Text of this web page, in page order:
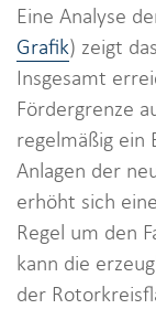
Eine Analyse
Grafik) zeigt
Insgesamt
Fördergrenze
regelmäßig ein
Anlagen der
erhöht sich
Regel um den
kann die
der